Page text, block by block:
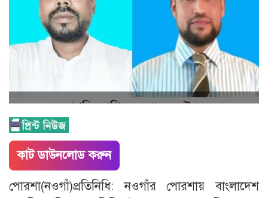
কাট ডাউনলোড করুন
পোরশা(নওগাঁ)প্রতিনিধি: নওগাঁর পোরশায় বাংলাদেশ